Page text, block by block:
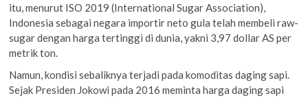
itu, menurut ISO 2019 (International Sugar Association),
Indonesia sebagai negara importir neto gula telah membeli raw-
sugar dengan harga tertinggi di dunia, yakni 3,97 dollar AS per
metrik ton.
Namun, kondisi sebaliknya terjadi pada komoditas daging sapi.
Sejak Presiden Jokowi pada 2016 meminta harga daging sapi